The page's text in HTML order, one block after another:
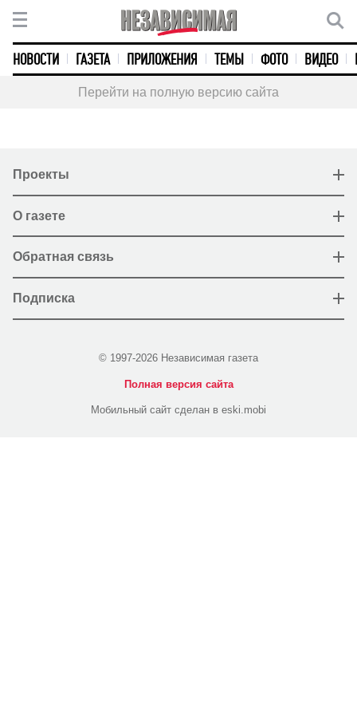
НОВОСТИ ГАЗЕТА ПРИЛОЖЕНИЯ ТЕМЫ ФОТО ВИДЕО
Перейти на полную версию сайта
Проекты
О газете
Обратная связь
Подписка
© 1997-2026 Независимая газета
Полная версия сайта
Мобильный сайт сделан в eski.mobi